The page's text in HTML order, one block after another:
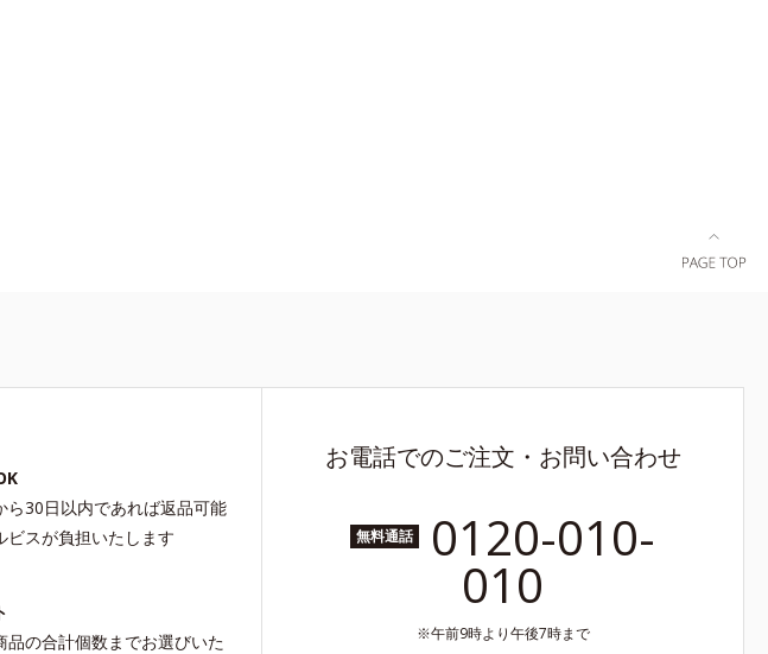
ら30日以内であれば返品可能
スが負担いたします
品の合計個数までお選びいた
お電話でのご注文・お問い合わせ
無料通話 0120-010-
010
午前9時より午後7時まで